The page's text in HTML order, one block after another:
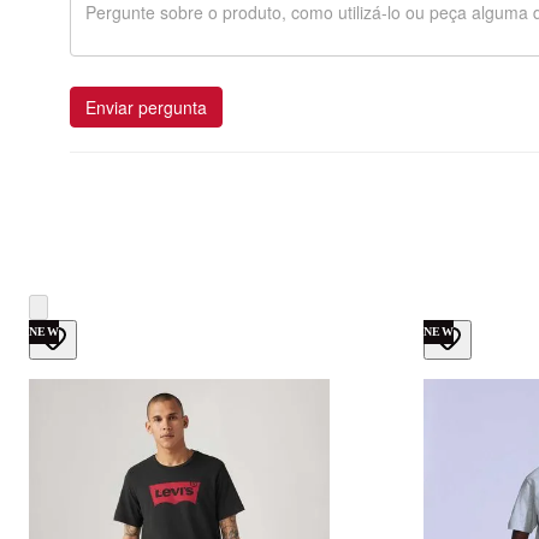
Enviar pergunta
NEW NEW